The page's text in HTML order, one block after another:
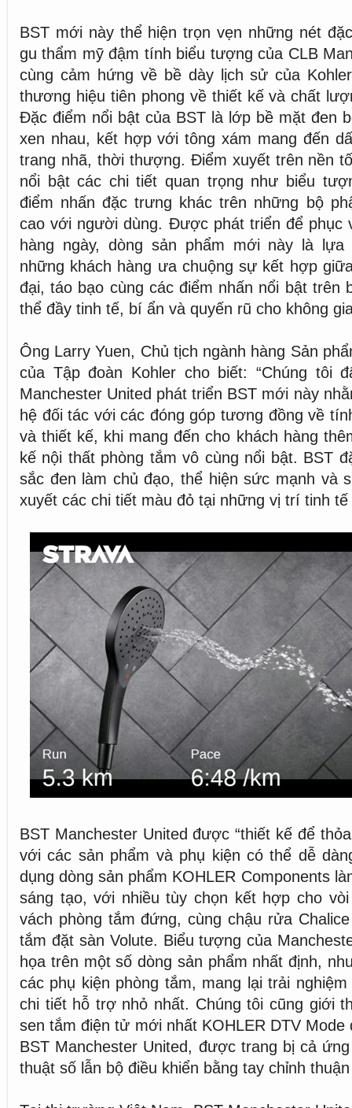
BST mới này thể hiện trọn vẹn những nét
gu thẩm mỹ đậm tính biểu tượng của CLB
cùng cảm hứng về bề dày lịch sử của
thương hiệu tiên phong về thiết kế và chất
Đặc điểm nổi bật của BST là lớp bề mặt đen
xen nhau, kết hợp với tông xám mang đến
trang nhã, thời thượng. Điểm xuyết trên nền
nổi bật các chi tiết quan trọng như biểu
điểm nhấn đặc trưng khác trên những bộ
cao với người dùng. Được phát triển để phục
hàng ngày, dòng sản phẩm mới này là
những khách hàng ưa chuộng sự kết hợp
đại, táo bạo cùng các điểm nhấn nổi bật trên
thể đầy tinh tế, bí ẩn và quyến rũ cho không
Ông Larry Yuen, Chủ tịch ngành hàng Sản
của Tập đoàn Kohler cho biết: “Chúng tôi
Manchester United phát triển BST mới này
hệ đối tác với các đóng góp tương đồng về
và thiết kế, khi mang đến cho khách hàng
kế nội thất phòng tắm vô cùng nổi bật. BST
sắc đen làm chủ đạo, thể hiện sức mạnh và
xuyết các chi tiết màu đỏ tại những vị trí tinh
BST Manchester United được “thiết kế để
với các sản phẩm và phụ kiện có thể dễ
dụng dòng sản phẩm KOHLER Components
sáng tạo, với nhiều tùy chọn kết hợp cho
vách phòng tắm đứng, cùng chậu rửa
tắm đặt sàn Volute. Biểu tượng của
họa trên một số dòng sản phẩm nhất định,
các phụ kiện phòng tắm, mang lại trải
chi tiết hỗ trợ nhỏ nhất. Chúng tôi cũng giới
sen tắm điện tử mới nhất KOHLER DTV
BST Manchester United, được trang bị cả
thuật số lẫn bộ điều khiển bằng tay chỉnh